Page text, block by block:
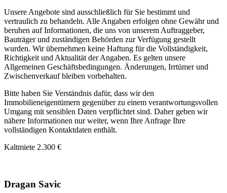
Unsere Angebote sind ausschließlich für Sie bestimmt und
vertraulich zu behandeln. Alle Angaben erfolgen ohne Gewähr und
beruhen auf Informationen, die uns von unserem Auftraggeber,
Bauträger und zuständigen Behörden zur Verfügung gestellt
wurden. Wir übernehmen keine Haftung für die Vollständigkeit,
Richtigkeit und Aktualität der Angaben. Es gelten unsere
Allgemeinen Geschäftsbedingungen. Änderungen, Irrtümer und
Zwischenverkauf bleiben vorbehalten.
Bitte haben Sie Verständnis dafür, dass wir den
Immobilieneigentümern gegenüber zu einem verantwortungsvollen
Umgang mit sensiblen Daten verpflichtet sind. Daher geben wir
nähere Informationen nur weiter, wenn Ihre Anfrage Ihre
vollständigen Kontaktdaten enthält.
Kaltmiete 2.300 €
Dragan Savic